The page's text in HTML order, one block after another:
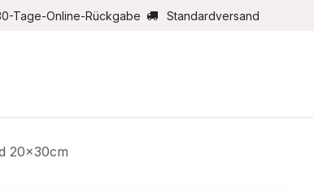
Tage-Online-Rückgabe Standardversand
20x30cm